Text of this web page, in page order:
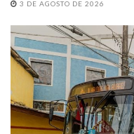
3 DE AGOSTO DE 2026